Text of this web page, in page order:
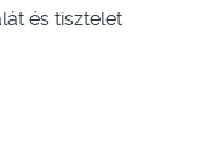
és tisztelet